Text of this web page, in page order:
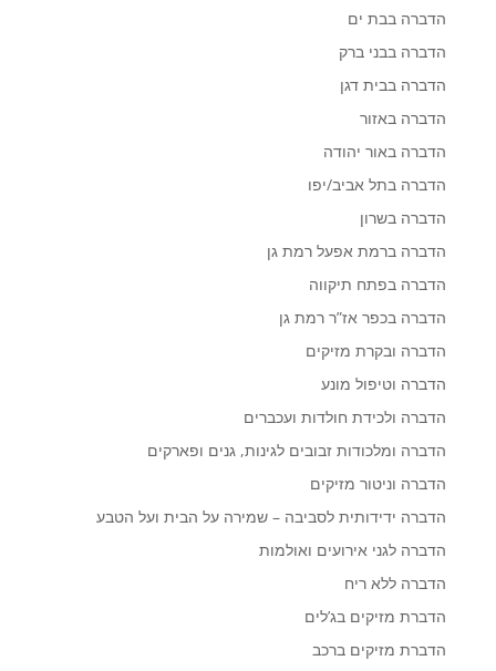
הדברה בבת ים
הדברה בבני ברק
הדברה בבית דגן
הדברה באזור
הדברה באור יהודה
הדברה בתל אביב/יפו
הדברה בשרון
הדברה ברמת אפעל רמת גן
הדברה בפתח תיקווה
הדברה בכפר אז”ר רמת גן
הדברה ובקרת מזיקים
הדברה וטיפול מונע
הדברה ולכידת חולדות ועכברים
הדברה ומלכודות זבובים לגינות, גנים ופארקים
הדברה וניטור מזיקים
הדברה ידידותית לסביבה – שמירה על הבית ועל הטבע
הדברה לגני אירועים ואולמות
הדברה ללא ריח
הדברת מזיקים בג’לים
הדברת מזיקים ברכב